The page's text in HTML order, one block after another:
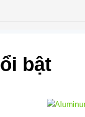
bật